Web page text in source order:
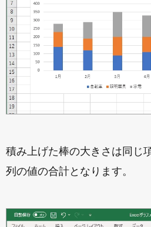
積み上げた棒の大きさは同じ
列の値の合計となります。